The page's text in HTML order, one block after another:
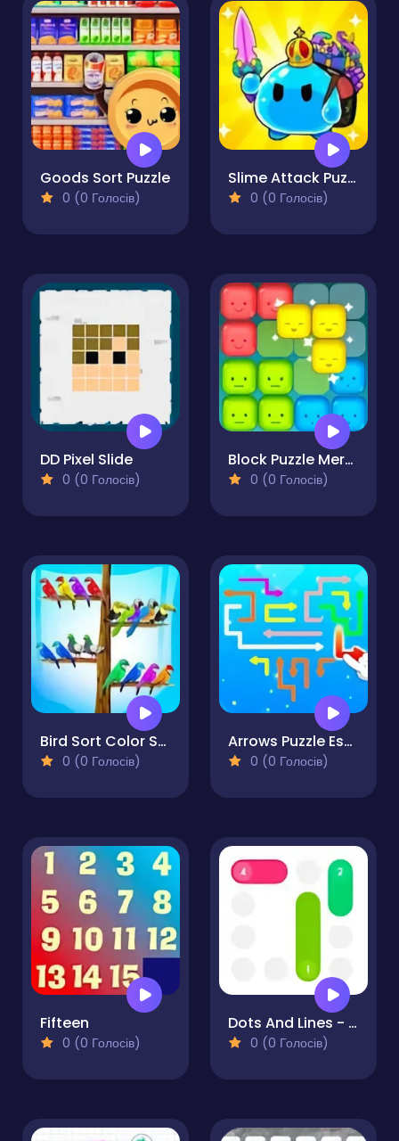
Goods Sort Puzzle
0 (0 Голосів)
Slime Attack Puzzle!
0 (0 Голосів)
DD Pixel Slide
0 (0 Голосів)
Block Puzzle Merge
0 (0 Голосів)
Bird Sort Color Sorting
0 (0 Голосів)
Arrows Puzzle Escape
0 (0 Голосів)
Fifteen
0 (0 Голосів)
Dots And Lines - Puzzle
0 (0 Голосів)